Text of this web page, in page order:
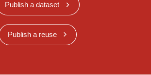
Publish a dataset
Publish a reuse